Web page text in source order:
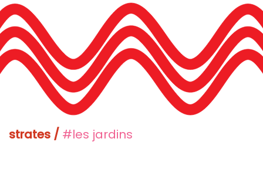
strates / #les jardins